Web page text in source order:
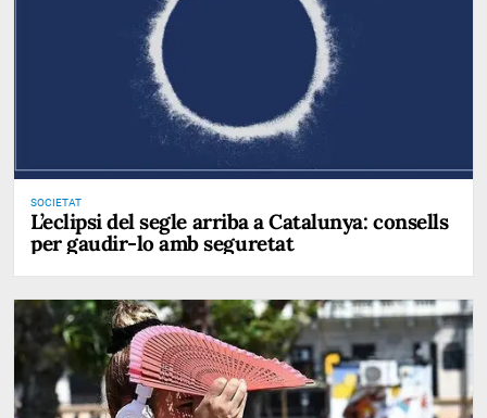
SOCIETAT
L’eclipsi del segle arriba a Catalunya: consells
per gaudir-lo amb seguretat